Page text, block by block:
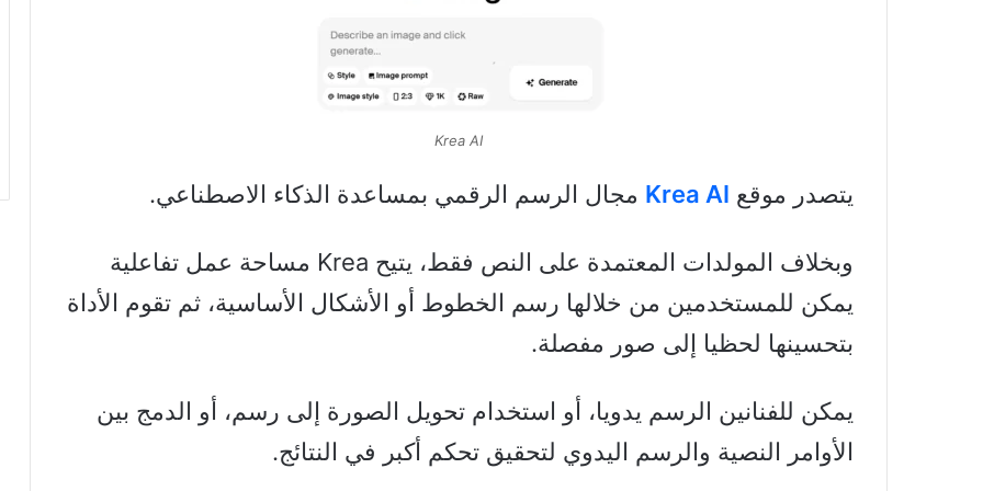
Krea AI
يتصدر موقع Krea AI مجال الرسم الرقمي بمساعدة الذكاء الاصطناعي.
وبخلاف المولدات المعتمدة على النص فقط، يتيح Krea مساحة عمل تفاعلية
يمكن للمستخدمين من خلالها رسم الخطوط أو الأشكال الأساسية، ثم تقوم الأداة
بتحسينها لحظيا إلى صور مفصلة.
يمكن للفنانين الرسم يدويا، أو استخدام تحويل الصورة إلى رسم، أو الدمج بين
الأوامر النصية والرسم اليدوي لتحقيق تحكم أكبر في النتائج.